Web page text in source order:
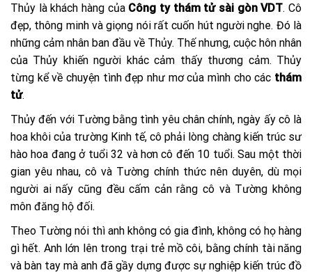
Thủy là khách hàng của Công ty thám tử sài gòn VDT. Cô
đẹp, thông minh và giọng nói rất cuốn hút người nghe. Đó là
những cảm nhân ban đầu về Thủy. Thế nhưng, cuộc hôn nhân
của Thủy khiến người khác cảm thấy thương cảm. Thủy
từng kể về chuyện tình đẹp như mơ của mình cho các thám
tử.
Thủy đến với Tường bằng tình yêu chân chính, ngày ấy cô là
hoa khôi của trường Kinh tế, cô phải lòng chàng kiến trúc sư
hào hoa đang ở tuổi 32 và hơn cô đến 10 tuổi. Sau một thời
gian yêu nhau, cô và Tường chính thức nên duyên, dù mọi
người ai nấy cũng đều cấm cản rằng cô và Tường không
môn đăng hộ đối.
Theo Tường nói thì anh không có gia đình, không có họ hàng
gì hết. Anh lớn lên trong trại trẻ mồ côi, bằng chính tài năng
và bàn tay mà anh đã gầy dựng được sự nghiệp kiến trúc đồ